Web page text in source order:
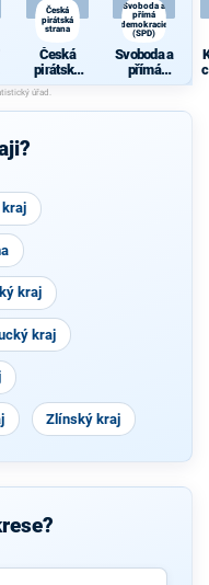
Česká
pirátská
strana
Česká
pirátská
strana
Svoboda a
přímá
demokracie
(SPD)
Svoboda a
přímá
demokraci
kraj
kraj
Zlínský kraj